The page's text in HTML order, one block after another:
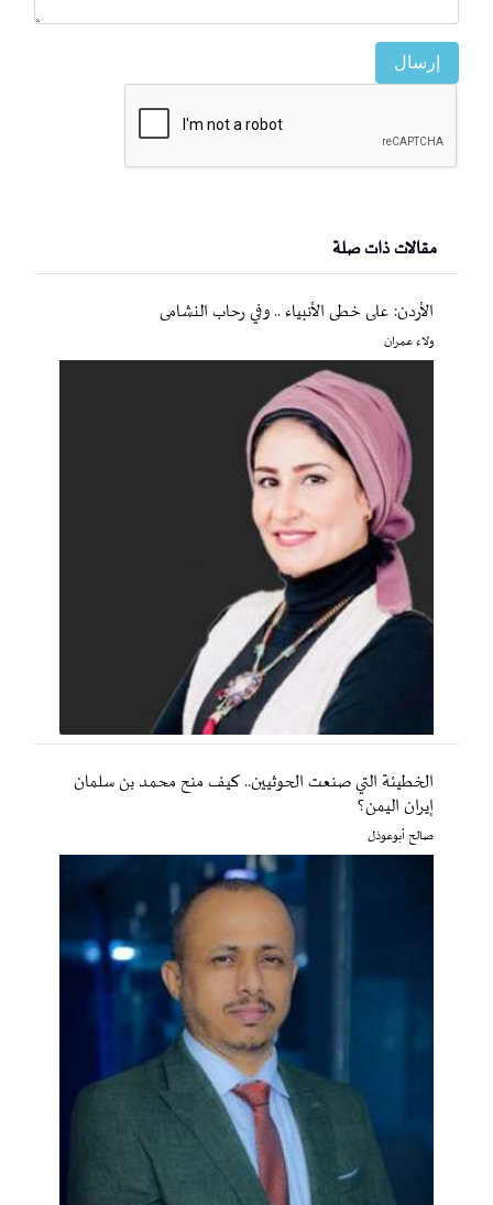
إرسال
مقالات ذات صلة
الأردن: على خطى الأنبياء .. وفي رحاب النشامى
ولاء عمران
الخطيئة التي صنعت الحوثيين.. كيف منح محمد بن سلمان
إيران اليمن؟
صالح أبوعوذل